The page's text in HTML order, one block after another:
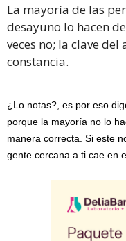
La mayoría de las
desayuno lo hacen
veces no; la clave
constancia.
¿Lo notas?, es por eso
porque la mayoría no lo
manera correcta. Si este
gente cercana a ti cae en